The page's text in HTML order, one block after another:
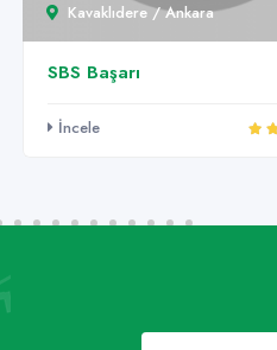
Kavaklıdere / Ankara
SBS Başarı
İncele